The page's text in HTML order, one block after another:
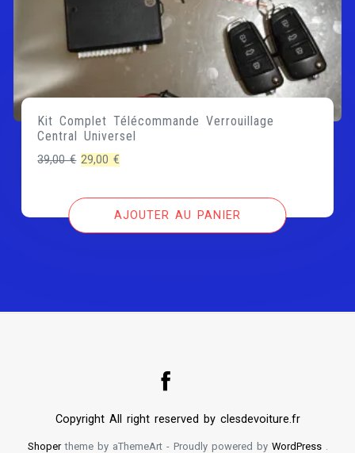
Kit Complet Télécommande Verrouillage
Central Universel
39,00€ Le
initial
29,00€
actuel
est :
AJOUTER AU PANIER
Copyright All right reserved by clesdevoiture.fr
Shopertheme by aThemeArt - Proudly powered by WordPress.